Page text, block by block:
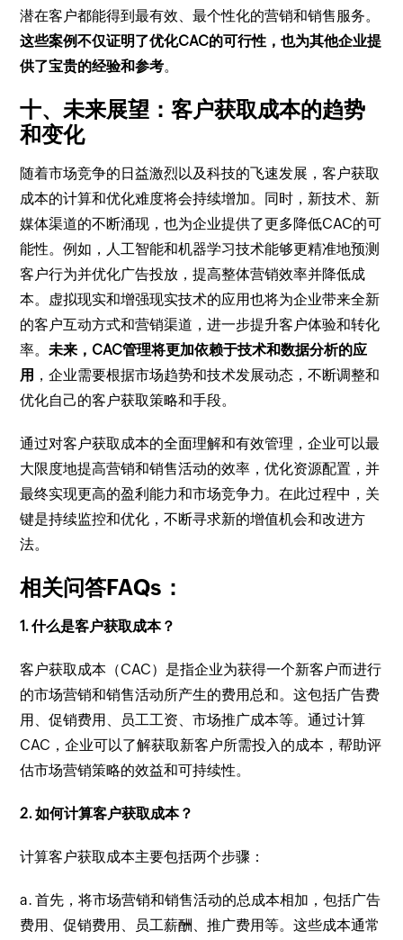
潜在客户都能得到最有效、最个性化的营销和销售服务。
这些案例不仅证明了优化CAC的可行性，也为其他企业提
供了宝贵的经验和参考。
十、未来展望：客户获取成本的趋势
和变化
随着市场竞争的日益激烈以及科技的飞速发展，客户获取
成本的计算和优化难度将会持续增加。同时，新技术、新
媒体渠道的不断涌现，也为企业提供了更多降低CAC的可
能性。例如，人工智能和机器学习技术能够更精准地预测
客户行为并优化广告投放，提高整体营销效率并降低成
本。虚拟现实和增强现实技术的应用也将为企业带来全新
的客户互动方式和营销渠道，进一步提升客户体验和转化
率。未来，CAC管理将更加依赖于技术和数据分析的应
用 ，企业需要根据市场趋势和技术发展动态，不断调整和
优化自己的客户获取策略和手段。
通过对客户获取成本的全面理解和有效管理，企业可以最
大限度地提高营销和销售活动的效率，优化资源配置，并
最终实现更高的盈利能力和市场竞争力。在此过程中，关
键是持续监控和优化，不断寻求新的增值机会和改进方
法。
相关问答FAQs：
1. 什么是客户获取成本？
客户获取成本（CAC）是指企业为获得一个新客户而进行
的市场营销和销售活动所产生的费用总和。这包括广告费
用、促销费用、员工工资、市场推广成本等。通过计算
CAC，企业可以了解获取新客户所需投入的成本，帮助评
估市场营销策略的效益和可持续性。
2. 如何计算客户获取成本？
计算客户获取成本主要包括两个步骤：
a. 首先，将市场营销和销售活动的总成本相加，包括广告
费用、促销费用、员工薪酬、推广费用等。这些成本通常